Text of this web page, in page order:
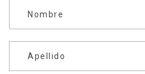
Nombre
Apellido